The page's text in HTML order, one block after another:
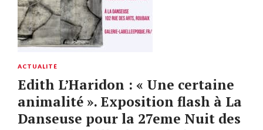
ACTUALITÉ
Edith L’Haridon : « Une certaine
animalité ». Exposition flash à La
Danseuse pour la 27eme Nuit des